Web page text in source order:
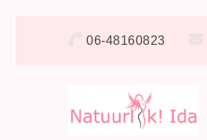
06-48160823